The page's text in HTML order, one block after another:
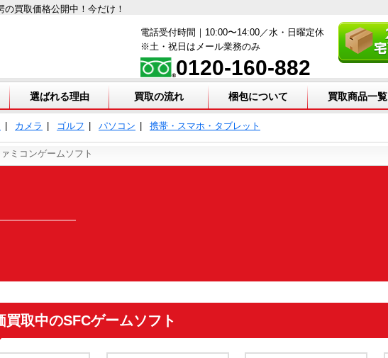
買取価格公開中！今だけ！
電話受付時間｜10:00〜14:00／水・日曜定休
※土・祝日はメール業務のみ
0120-160-882
選ばれる理由 買取の流れ 梱包について 買取商品一覧
カメラ ゴルフ パソコン 携帯・スマホ・タブレット
ミコンゲームソフト
買取中のSFCゲームソフト